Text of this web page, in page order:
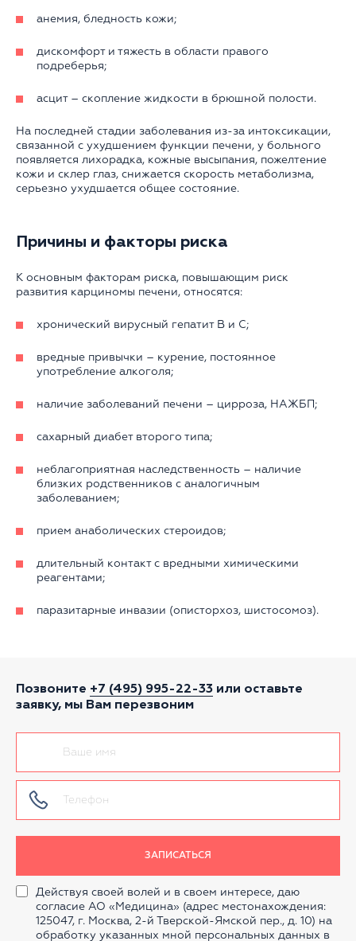
анемия, бледность кожи;
дискомфорт и тяжесть в области правого
подреберья;
асцит – скопление жидкости в брюшной полости.
На последней стадии заболевания из-за интоксикации,
связанной с ухудшением функции печени, у больного
появляется лихорадка, кожные высыпания, пожелтение
кожи и склер глаз, снижается скорость метаболизма,
серьезно ухудшается общее состояние.
Причины и факторы риска
К основным факторам риска, повышающим риск
развития карциномы печени, относятся:
хронический вирусный гепатит В и С;
вредные привычки – курение, постоянное
употребление алкоголя;
наличие заболеваний печени – цирроза, НАЖБП;
сахарный диабет второго типа;
неблагоприятная наследственность – наличие
близких родственников с аналогичным
заболеванием;
прием анаболических стероидов;
длительный контакт с вредными химическими
реагентами;
паразитарные инвазии (описторхоз, шистосомоз).
Позвоните +7 (495) 995-22-33 или оставьте
заявку, мы Вам перезвоним
Действуя своей волей и в своем интересе, даю
согласие АО «Медицина» (адрес местонахождения:
125047, г. Москва, 2-й Тверской-Ямской пер., д. 10) на
обработку указанных мной персональных данных в
ЗАПИСАТЬСЯ